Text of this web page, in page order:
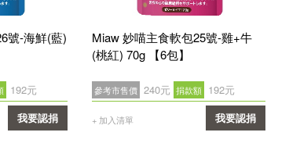
號-海鮮(藍)
192元
我要認捐
Miaw 妙喵主食軟包25號-雞+牛
(桃紅) 70g 【6包】
參考市售價 240元 捐款額 192元
+ 加入清單 我要認捐